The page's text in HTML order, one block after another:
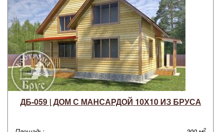
ДБ-059 | ДОМ С МАНСАРДОЙ 10Х10 ИЗ БРУСА
2